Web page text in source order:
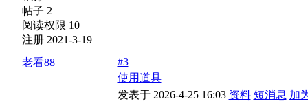
帖子 2
阅读权限 10
注册 2021-3-19
老看88
#3
使用道具
发表于 2026-4-25 16:03 资料 短消息 加